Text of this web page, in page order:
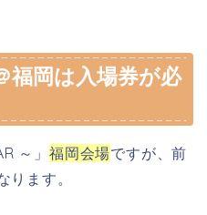
福岡は入場券が必
～」福岡会場ですが、前
ります。